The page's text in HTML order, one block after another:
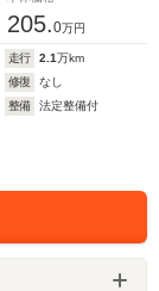
205.0万円
走行 2.1万km
修復
なし
整備
法定整備付